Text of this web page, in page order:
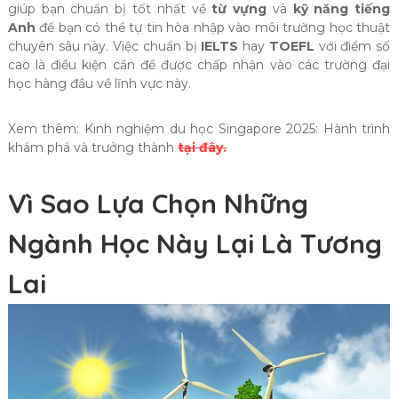
giúp bạn chuẩn bị tốt nhất vềtừ vựng và
kỹ năng tiếng
Anh để bạn có thể tự tin hòa nhập vào môi trường học thuật
chuyên sâu này. Việc chuẩn bị IELTS hay TOEFL với điểm số
cao là điều kiện cần để được chấp nhận vào các trường đại
học hàng đầu về lĩnh vực này.
Xem thêm: Kinh nghiệm du học Singapore 2025: Hành trình
khám phá và trưởng thành tại đây.
Vì Sao Lựa Chọn Những
Ngành Học Này Lại Là Tương
Lai